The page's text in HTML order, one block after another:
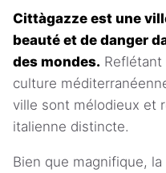
Cittàgazze est une
beauté et de danger
des mondes.
culture
ville sont mélodieux et
italienne distincte.
Bien que magnifique,